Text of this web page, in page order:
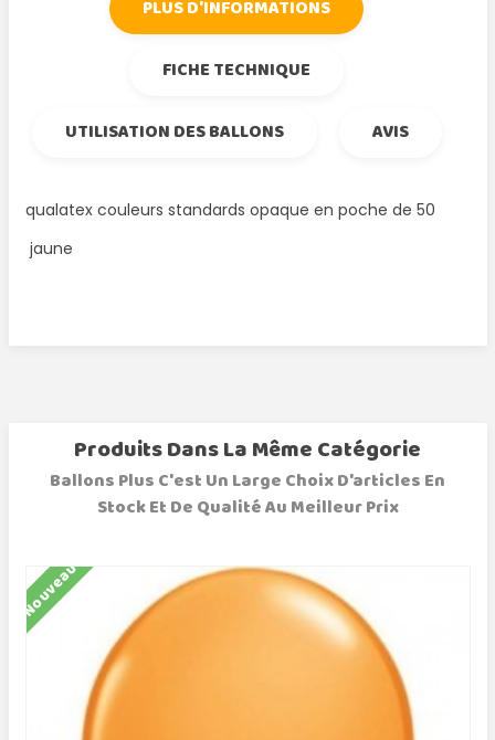
PLUS D'INFORMATIONS
FICHE TECHNIQUE
UTILISATION DES BALLONS
AVIS
qualatex couleurs standards opaque en poche de 50
jaune
Produits Dans La Même Catégorie
Ballons Plus C'est Un Large Choix D'articles En
Stock Et De Qualité Au Meilleur Prix
Nouveau